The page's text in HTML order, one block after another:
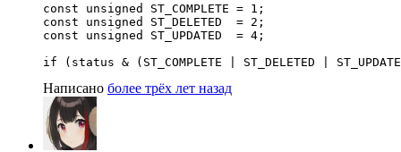
const unsigned ST_COMPLETE = 1;
const unsigned ST_DELETED  = 2;
const unsigned ST_UPDATED  = 4;
if (status & (ST_COMPLETE | ST_DELETED |
Написано более трёх лет назад